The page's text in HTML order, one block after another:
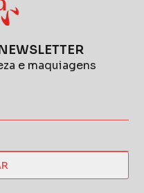
e maquiagens